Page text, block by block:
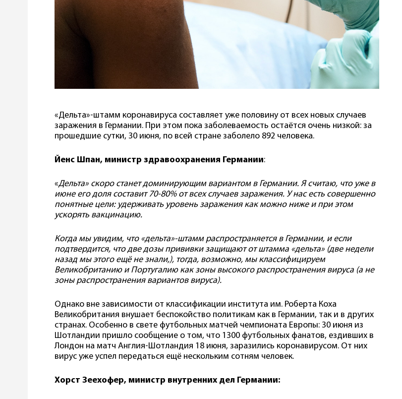
«Дельта»-штамм коронавируса составляет уже половину от всех новых случаев
заражения в Германии. При этом пока заболеваемость остаётся очень низкой: за
прошедшие сутки, 30 июня, по всей стране заболело 892 человека.
Йенс Шпан, министр здравоохранения Германии:
«Дельта» скоро станет доминирующим вариантом в Германии. Я считаю, что уже в
июне его доля составит 70-80% от всех случаев заражения. У нас есть совершенно
понятные цели: удерживать уровень заражения как можно ниже и при этом
ускорять вакцинацию.
Когда мы увидим, что «дельта»-штамм распространяется в Германии, и если
подтвердится, что две дозы прививки защищают от штамма «дельта» (две недели
назад мы этого ещё не знали,), тогда, возможно, мы классифицируем
Великобританию и Португалию как зоны высокого распространения вируса (а не
зоны распространения вариантов вируса).
Однако вне зависимости от классификации института им. Роберта Коха
Великобритания внушает беспокойство политикам как в Германии, так и в других
странах. Особенно в свете футбольных матчей чемпионата Европы: 30 июня из
Шотландии пришло сообщение о том, что 1300 футбольных фанатов, ездивших в
Лондон на матч Англия-Шотландия 18 июня, заразились коронавирусом. От них
вирус уже успел передаться ещё нескольким сотням человек.
Хорст Зеехофер, министр внутренних дел Германии: